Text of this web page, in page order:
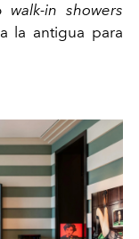
walk-in showers
la antigua para